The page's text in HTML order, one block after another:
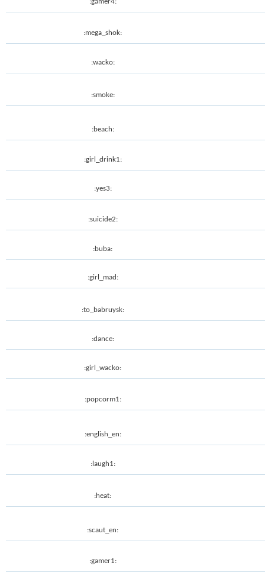
:mega_shok:
:wacko:
:smoke:
:beach:
:girl_drink1:
:yes3:
:suicide2:
:buba:
:girl_mad:
:to_babruysk:
:dance:
:girl_wacko:
:popcorm1:
:english_en:
:laugh1:
:heat:
:scaut_en:
:gamer1: